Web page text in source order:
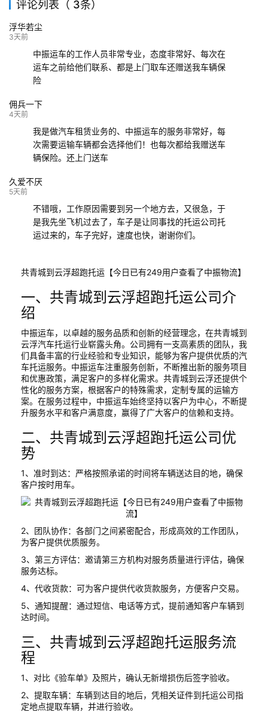
139****9233
评论列表（ 3条）
浮华若尘
3天前
中振运车的工作人员非常专业，态度非常好、每次在
运车之前给他们联系、都是上门取车还赠送我车辆保
险
佣兵一下
4天前
我是做汽车租赁业务的、中振运车的服务非常好，每
次需要运输车辆都会选择他们！也每次都给我赠送车
辆保险。还上门送车
久爱不厌
5天前
不错哦，工作原因需要到另一个地方去，又很急，于
是我先坐飞机过去了，车子是让同事找的托运公司托
运过来的，车子完好，速度也快，谢谢你们。
共青城到云浮超跑托运【今日已有249用户查看了中振物流】
一、共青城到云浮超跑托运公司介
绍
中振运车，以卓越的服务品质和创新的经营理念，在共青城到
云浮汽车托运行业崭露头角。公司拥有一支高素质的团队，我
们具备丰富的行业经验和专业知识，能够为客户提供优质的汽
车托运服务。中振运车注重服务创新，不断推出新的服务项目
和优惠政策，满足客户的多样化需求。共青城到云浮还提供个
性化的服务方案，根据客户的特殊需求，定制专属的运输方
案。在服务过程中，中振运车始终坚持以客户为中心，不断提
升服务水平和客户满意度，赢得了广大客户的信赖和支持。
二、共青城到云浮超跑托运公司优
势
1、准时到达：严格按照承诺的时间将车辆送达目的地，确保
客户按时用车。
2、团队协作：各部门之间紧密配合，形成高效的工作团队，
为客户提供优质服务。
3、第三方评估：邀请第三方机构对服务质量进行评估，确保
服务达标。
4、代收货款：可为客户提供代收货款服务，方便客户交易。
5、通知提醒：通过短信、电话等方式，提前通知客户车辆到
达时间。
三、共青城到云浮超跑托运服务流
程
1、对比《验车单》及照片，确认无新增损伤后签字验收。
2、提取车辆：车辆到达目的地后，凭相关证件到托运公司指
定地点提取车辆，并进行验收。